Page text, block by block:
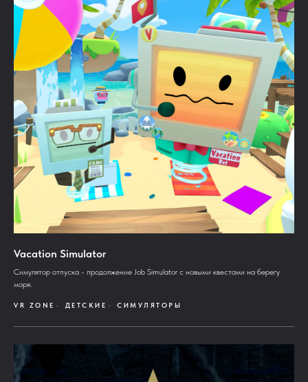
Vacation Simulator
Симулятор отпуска - продолжение Job Simulator с новыми квестами на берегу
моря.
VR ZONE ДЕТСКИЕ СИМУЛЯТОРЫ